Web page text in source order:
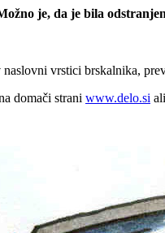
je, da je bila
vrstici brskalnika,
domači strani www.delo.si ali